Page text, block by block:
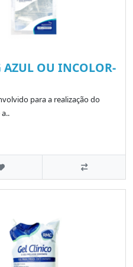
AZUL OU INCOLOR-
para a realização do